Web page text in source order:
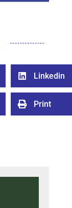
 Linkedin
 Print